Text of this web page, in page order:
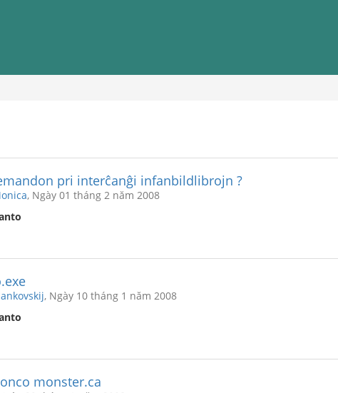
pri interĉanĝi infanbildlibrojn ?
, Ngày 01 tháng 2 năm 2008
, Ngày 10 tháng 1 năm 2008
monster.ca